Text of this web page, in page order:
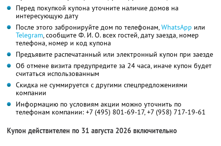
Перед покупкой купона уточните наличие домов на
интересующую дату
После этого забронируйте дом по телефонам,WhatsApp или
Telegram, сообщите Ф. И. О. всех гостей, дату заезда, номер
телефона, номер и код купона
Предъявите распечатанный или электронный купон при заезде
Об отмене визита предупредите за 24 часа, иначе купон будет
считаться использованным
Скидка не суммируется с другими спецпредложениями
компании
Информацию по условиям акции можно уточнить по
телефонам компании: +7 (495) 801-69-17, +7 (958) 717-19-61
Купон действителен по 31 августа 2026 включительно